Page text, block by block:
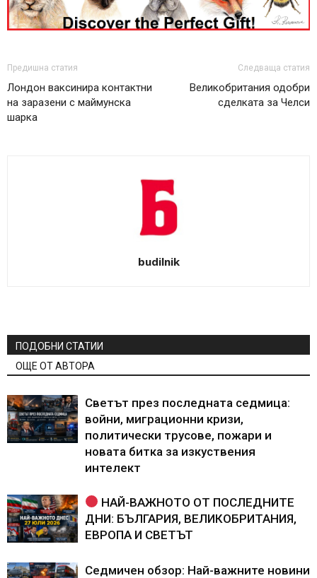
Предишна статия
Лондон ваксинира контактни
на заразени с маймунска
шарка
Следваща статия
Великобритания одобри
сделката за Челси
budilnik
ПОДОБНИ СТАТИИ
ОЩЕ ОТ АВТОРА
Светът през последната седмица:
войни, миграционни кризи,
политически трусове, пожари и
новата битка за изкуствения
интелект
НАЙ-ВАЖНОТО ОТ ПОСЛЕДНИТЕ
ДНИ: БЪЛГАРИЯ, ВЕЛИКОБРИТАНИЯ,
ЕВРОПА И СВЕТЪТ
Седмичен обзор: Най-важните новини